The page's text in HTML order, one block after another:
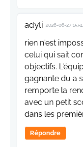
adyli 2026-06-27
rien n'est
celui qui sait
objectifs.
gagnante du a
remporte la
avec un petit
dans les
Répondre